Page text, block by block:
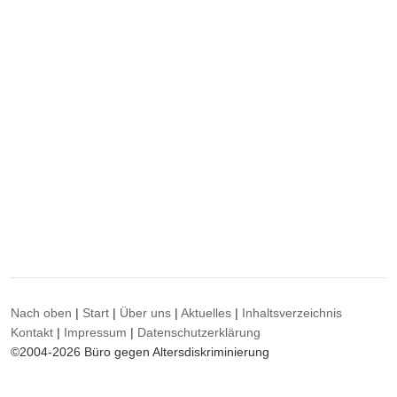
Nach oben | Start | Über uns |Aktuelles | Inhaltsverzeichnis
Kontakt | Impressum | Datenschutzerklärung
©2004-2026 Büro gegen Altersdiskriminierung